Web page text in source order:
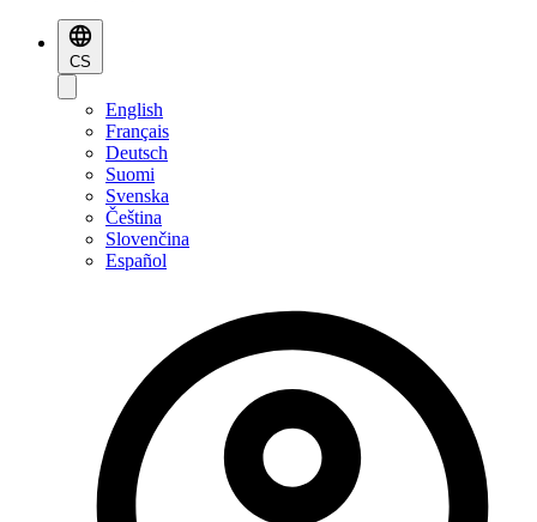
CS
English
Français
Deutsch
Suomi
Svenska
Čeština
Slovenčina
Español